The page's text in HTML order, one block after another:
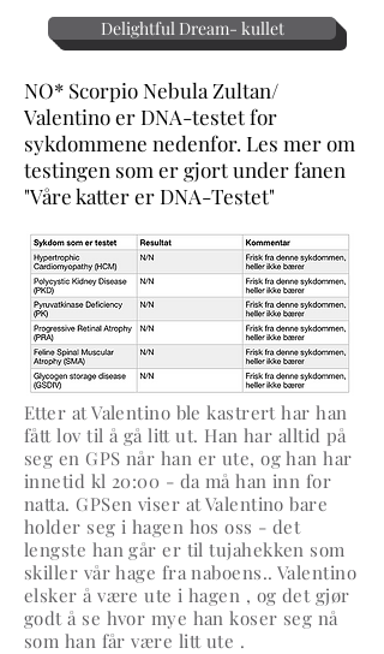
NO* Scorpio Nebula Zultan/
Valentino er DNA-testet for
sykdommene nedenfor. Les mer om
testingen som er gjort under fanen
"Våre katter er DNA-Testet"
Delightful Dream- kullet
Etter at Valentino ble kastrert har han
fått lov til å gå litt ut. Han har alltid på
seg en GPS når han er ute, og han har
innetid kl 20:00 - da må han inn for
natta. GPSen viser at Valentino bare
holder seg i hagen hos oss - det
lengste hangår er tiltujahekken som
skiller vår hage fra naboens.. Valentino
elsker å være ute i hagen , og det gjør
godt å se hvor mye han koser seg nå
som han får være litt ute .